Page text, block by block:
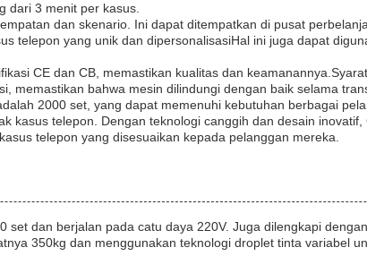
dari 3 menit per kasus.
dan skenario. Ini dapat ditempatkan di pusat
telepon yang unik dan dipersonalisasiHal ini juga dapat
CE dan CB, memastikan kualitas dan
memastikan bahwa mesin dilindungi dengan baik selama
2000 set, yang dapat memenuhi kebutuhan berbagai
kasus telepon. Dengan teknologi canggih dan desain
telepon yang disesuaikan kepada pelanggan mereka.
set dan berjalan pada catu daya 220V. Juga dilengkapi
350kg dan menggunakan teknologi droplet tinta variabel